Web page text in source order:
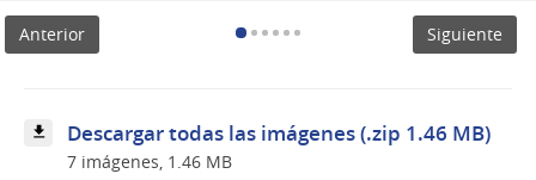
Anterior Siguiente
Descargar todas las imágenes (.zip 1.46 MB)
7 imágenes, 1.46 MB